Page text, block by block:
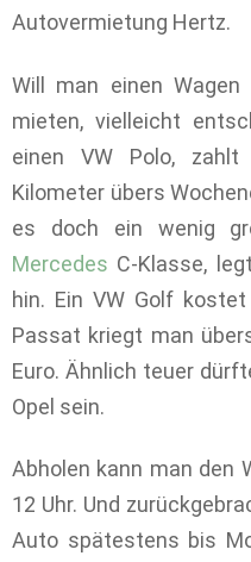
Autovermietung Hertz.
Will man einen Wagen
mieten, vielleicht
einen VW Polo,
Kilometer übers
es doch ein wenig
Mercedes C-Klasse,
hin. Ein VW Golf
Passat kriegt man
Euro. Ähnlich teuer
Opel sein.
Abholen kann man den
12 Uhr. Und
Auto spätestens bis